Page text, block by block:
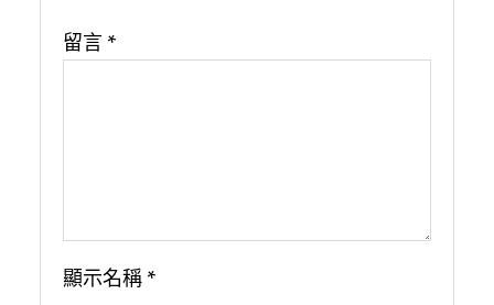
留言 *
顯示名稱 *